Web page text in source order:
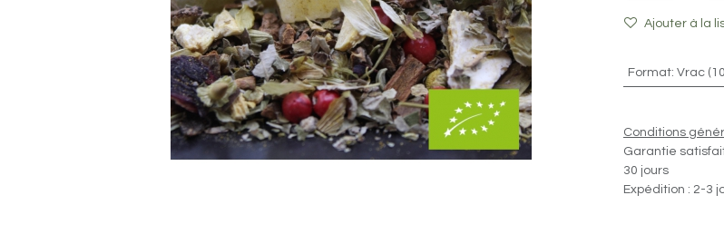
Ajouter à la
Format: Vrac
Conditions
Garantie
30 jours
Expédition : 2-3